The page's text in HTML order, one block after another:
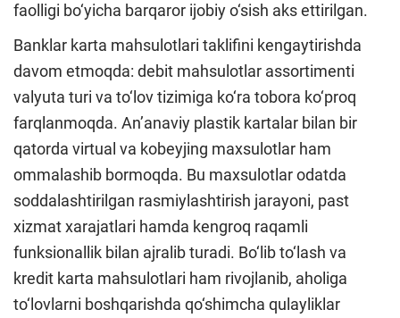
faolligi bo‘yicha barqaror ijobiy o‘sish aks ettirilgan.
Banklar karta mahsulotlari taklifini kengaytirishda
davom etmoqda: debit mahsulotlar assortimenti
valyuta turi va to‘lov tizimiga ko‘ra tobora ko‘proq
farqlanmoqda. An’anaviy plastik kartalar bilan bir
qatorda virtual va kobeyjing maxsulotlar ham
ommalashib bormoqda. Bu maxsulotlar odatda
soddalashtirilgan rasmiylashtirish jarayoni, past
xizmat xarajatlari hamda kengroq raqamli
funksionallik bilan ajralib turadi. Bo‘lib to‘lash va
kredit karta mahsulotlari ham rivojlanib, aholiga
to‘lovlarni boshqarishda qo‘shimcha qulayliklar